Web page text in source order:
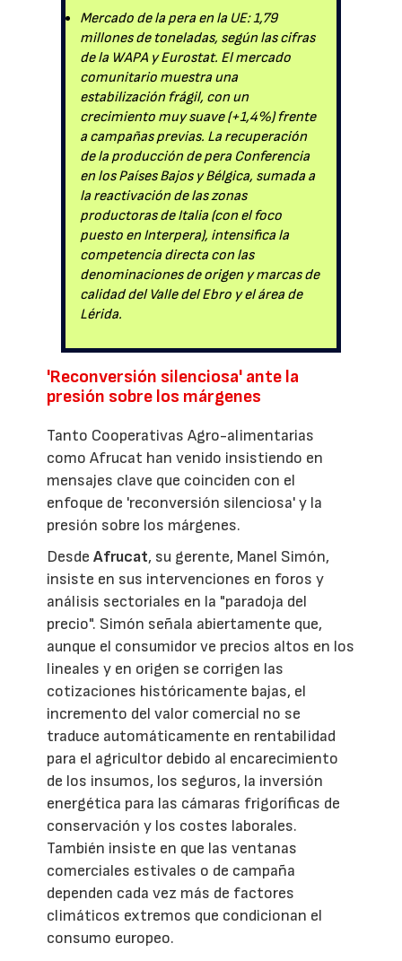
Mercado de la pera en la UE: 1,79
millones de toneladas, según las cifras
de la WAPA y Eurostat. El mercado
comunitario muestra una
estabilización frágil, con un
crecimiento muy suave (+1,4%) frente
a campañas previas. La recuperación
de la producción de pera Conferencia
en los Países Bajos y Bélgica, sumada a
la reactivación de las zonas
productoras de Italia (con el foco
puesto en Interpera), intensifica la
competencia directa con las
denominaciones de origen y marcas de
calidad del Valle del Ebro y el área de
Lérida.
'Reconversión silenciosa' ante la
presión sobre los márgenes
Tanto Cooperativas Agro-alimentarias
como Afrucat han venido insistiendo en
mensajes clave que coinciden con el
enfoque de 'reconversión silenciosa' y la
presión sobre los márgenes.
DesdeAfrucat, su gerente, Manel Simón,
insiste en sus intervenciones en foros y
análisis sectoriales en la "paradoja del
precio". Simón señala abiertamente que,
aunque el consumidor ve precios altos en los
lineales y en origen se corrigen las
cotizaciones históricamente bajas, el
incremento del valor comercial no se
traduce automáticamente en rentabilidad
para el agricultor debido al encarecimiento
de los insumos, los seguros, la inversión
energética para las cámaras frigoríficas de
conservación y los costes laborales.
También insiste en que las ventanas
comerciales estivales o de campaña
dependen cada vez más de factores
climáticos extremos que condicionan el
consumo europeo.